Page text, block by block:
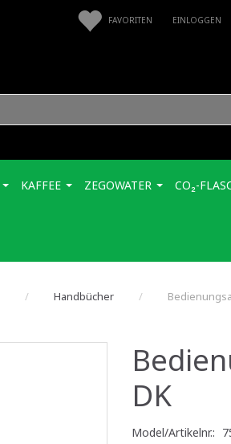
FAVORITEN EINLOGGEN
KAFFEE ZEGOWATER CO₂-
Handbücher
DK
Model/Artikelnr.: